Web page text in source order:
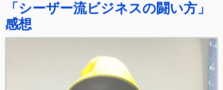
「シーザー流ビジネスの闘い方」
感想